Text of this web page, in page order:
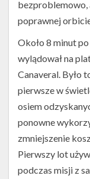
bezproblemowo,
poprawnej
Około 8 minut
wylądował na
Canaveral. Było
pierwsze w
osiem
ponowne
zmniejszenie
Pierwszy lot
podczas misji z